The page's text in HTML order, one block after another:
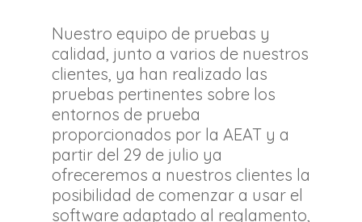
Nuestro equipo de pruebas y
calidad, junto a varios de nuestros
clientes, ya han realizado las
pruebas pertinentes sobre los
entornos de prueba
proporcionados por la AEAT y a
partir del 29 de julio ya
ofreceremos a nuestros clientes la
posibilidad de comenzar a usar el
software adaptado al reglamento,